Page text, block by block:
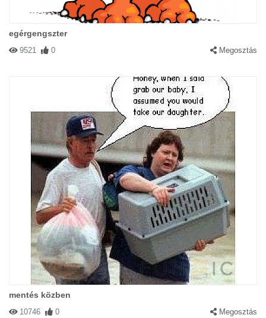
egérgengszter
9521 0 Megosztás
mentés közben
10746 0 Megosztás